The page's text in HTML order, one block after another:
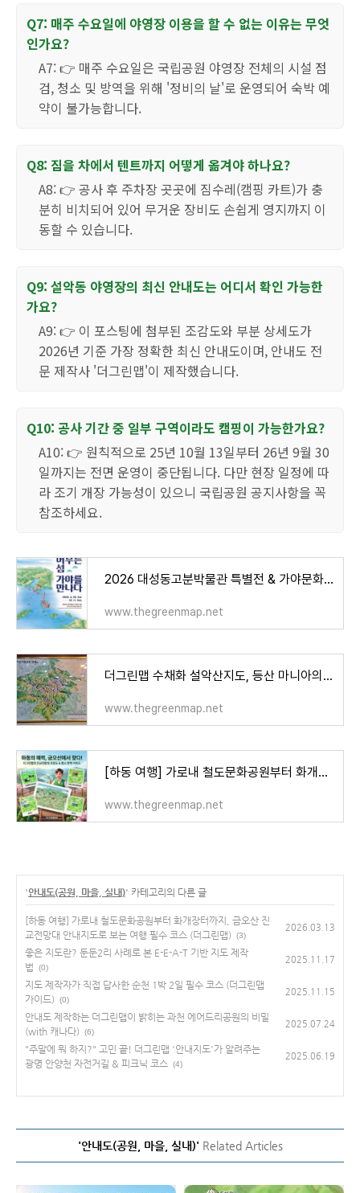
Q7: 매주 수요일에 야영장 이용을 할 수 없는 이유는 무엇
인가요?
A7: 👉 매주 수요일은 국립공원 야영장 전체의 시설 점
검, 청소 및 방역을 위해 '정비의 날'로 운영되어 숙박 예
약이 불가능합니다.
Q8: 짐을 차에서 텐트까지 어떻게 옮겨야 하나요?
A8: 👉 공사 후 주차장 곳곳에 짐수레(캠핑 카트)가 충
분히 비치되어 있어 무거운 장비도 손쉽게 영지까지 이
동할 수 있습니다.
Q9: 설악동 야영장의 최신 안내도는 어디서 확인 가능한
가요?
A9: 👉 이 포스팅에 첨부된 조감도와 부분 상세도가
2026년 기준 가장 정확한 최신 안내도이며, 안내도 전
문 제작사 '더그린맵'이 제작했습니다.
Q10: 공사 기간 중 일부 구역이라도 캠핑이 가능한가요?
A10: 👉 원칙적으로 25년 10월 13일부터 26년 9월 30
일까지는 전면 운영이 중단됩니다. 다만 현장 일정에 따
라 조기 개장 가능성이 있으니 국립공원 공지사항을 꼭
참조하세요.
2026 대성동고분박물관 특별전 & 가야문화축제 당일치기 코스 추천: 대성동고분 특별전부터 김해
www.thegreenmap.net
더그린맵 수채화 설악산지도, 등산 마니아의 거실 액자가 되다 "기능 + 예술"
www.thegreenmap.net
[하동 여행] 가로내 철도문화공원부터 화개장터까지, 금오산 진교전망대 안내지도로 보는 여행
www.thegreenmap.net
'안내도(공원, 마을, 실내)' 카테고리의 다른 글
[하동 여행] 가로내 철도문화공원부터 화개장터까지, 금오산 진
교전망대 안내지도로 보는 여행 필수 코스 (더그린맵)
(3)
2026.03.13
좋은 지도란? 둔둔2리 사례로 본 E-E-A-T 기반 지도 제작
법
(0)
2025.11.17
지도 제작자가 직접 답사한 순천 1박 2일 필수 코스 (더그린맵
가이드)
(0)
2025.11.15
안내도 제작하는 더그린맵이 밝히는 과천 에어드리공원의 비밀
(with 캐나다)
(6)
2025.07.24
"주말에 뭐 하지?" 고민 끝! 더그린맵 '안내지도'가 알려주는
광명 안양천 자전거길 & 피크닉 코스 (4)
2025.06.19
'안내도(공원, 마을, 실내)' Related Articles